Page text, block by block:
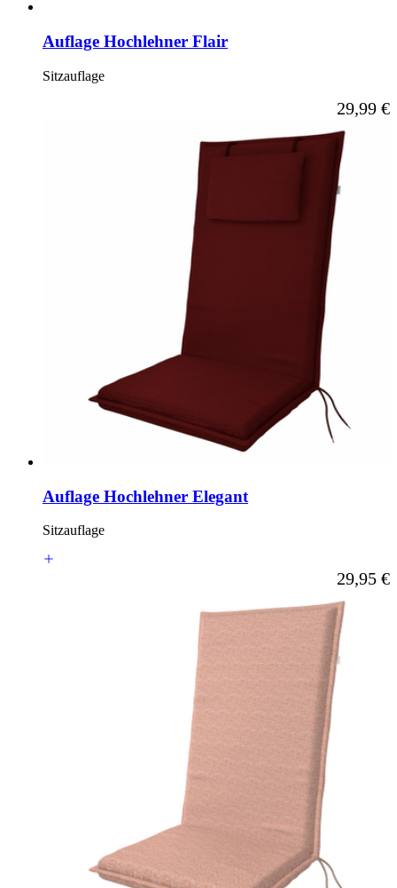
Auflage Hochlehner Flair
Sitzauflage
Ab
29,99 €
Auflage Hochlehner Elegant
Sitzauflage
Ab
29,95 €